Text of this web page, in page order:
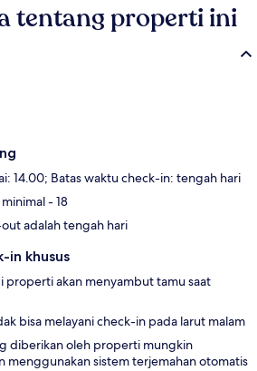
tentang properti ini
14.00; Batas waktu check-in: tengah hari
- 18
adalah tengah hari
in khusus
properti akan menyambut tamu saat
bisa melayani check-in pada larut malam
diberikan oleh properti mungkin
menggunakan sistem terjemahan otomatis